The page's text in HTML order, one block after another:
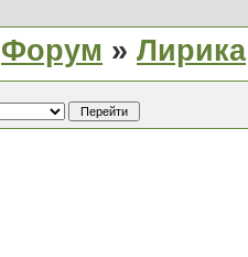
Форум » Лирика